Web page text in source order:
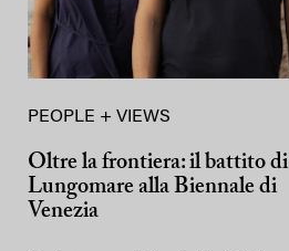
PEOPLE + VIEWS
Oltre la frontiera: il battito di
Lungomare alla Biennale di
Venezia